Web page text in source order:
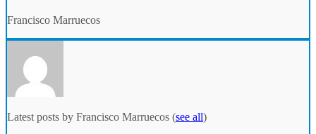
Francisco Marruecos
Latest posts by Francisco Marruecos (see all)